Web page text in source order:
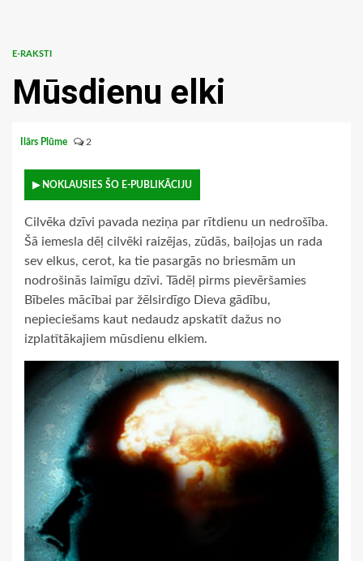
E-RAKSTI
Mūsdienu elki
Ilārs Plūme 2
▶ NOKLAUSIES ŠO E-PUBLIKĀCIJU
Cilvēka dzīvi pavada neziņa par rītdienu un nedrošība.
Šā iemesla dēļ cilvēki raizējas, zūdās, baiļojas un rada
sev elkus, cerot, ka tie pasargās no briesmām un
nodrošinās laimīgu dzīvi. Tādēļ pirms pievēršamies
Bībeles mācībai par žēlsirdīgo Dieva gādību,
nepieciešams kaut nedaudz apskatīt dažus no
izplatītākajiem mūsdienu elkiem.